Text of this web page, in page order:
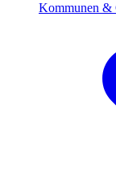
Kommunen &